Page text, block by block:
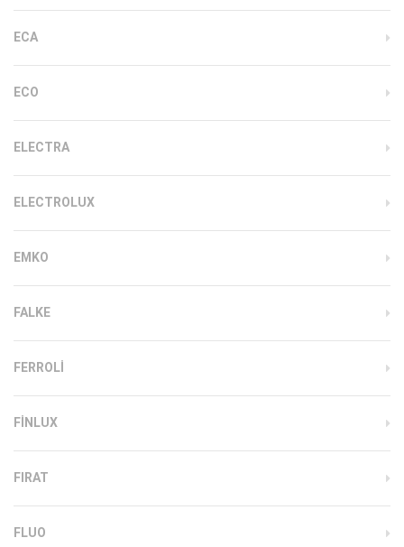
ECA
ECO
ELECTRA
ELECTROLUX
EMKO
FALKE
FERROLI
FINLUX
FIRAT
FLUO